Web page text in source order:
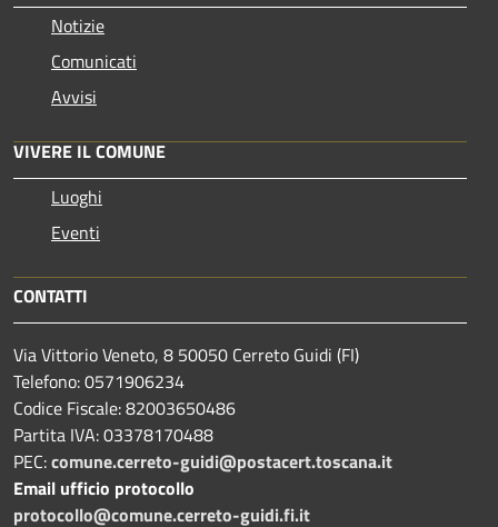
Notizie
Comunicati
Avvisi
VIVERE IL COMUNE
Luoghi
Eventi
CONTATTI
Via Vittorio Veneto, 8 50050 Cerreto Guidi (FI)
Telefono: 0571906234
Codice Fiscale: 82003650486
Partita IVA: 03378170488
PEC:comune.cerreto-guidi@postacert.toscana.it
Email ufficio protocollo
protocollo@comune.cerreto-guidi.fi.it